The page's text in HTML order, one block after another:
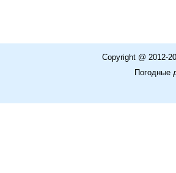
Copyright @ 2012-
Погодные